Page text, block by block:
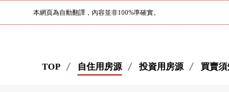
本網頁為自動翻譯，內容並非100%準確實。
TOP 自住用房源 投資用房源 買賣須